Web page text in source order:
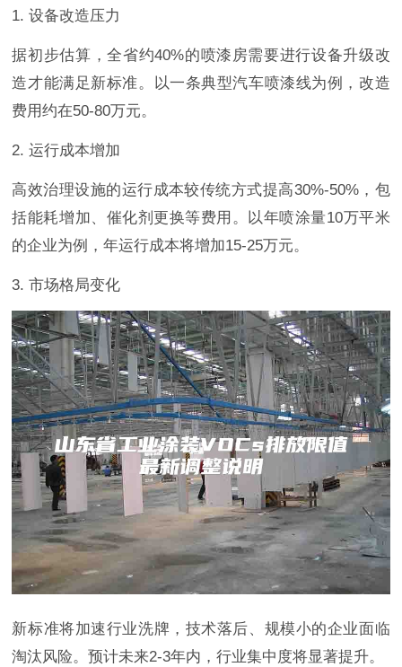
1. 设备改造压力
据初步估算，全省约40%的喷漆房需要进行设备升级改
造才能满足新标准。以一条典型汽车喷漆线为例，改造
费用约在50-80万元。
2. 运行成本增加
高效治理设施的运行成本较传统方式提高30%-50%，包
括能耗增加、催化剂更换等费用。以年喷涂量10万平米
的企业为例，年运行成本将增加15-25万元。
3. 市场格局变化
新标准将加速行业洗牌，技术落后、规模小的企业面临
淘汰风险。预计未来2-3年内，行业集中度将显著提升。